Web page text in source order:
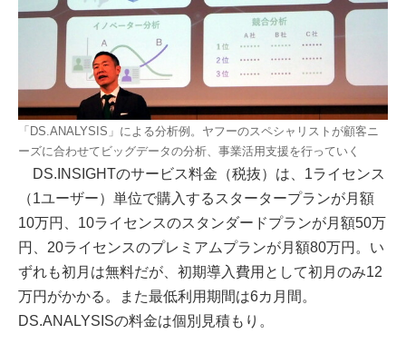
「DS.ANALYSIS」による分析例。ヤフーのスペシャリストが顧客ニ
ーズに合わせてビッグデータの分析、事業活用支援を行っていく
DS.INSIGHTのサービス料金（税抜）は、1ライセンス
（1ユーザー）単位で購入するスタータープランが月額
10万円、10ライセンスのスタンダードプランが月額50万
円、20ライセンスのプレミアムプランが月額80万円。い
ずれも初月は無料だが、初期導入費用として初月のみ12
万円がかかる。また最低利用期間は6カ月間。
DS.ANALYSISの料金は個別見積もり。